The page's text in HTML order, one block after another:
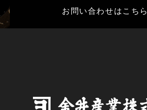
お問い合わせはこちら